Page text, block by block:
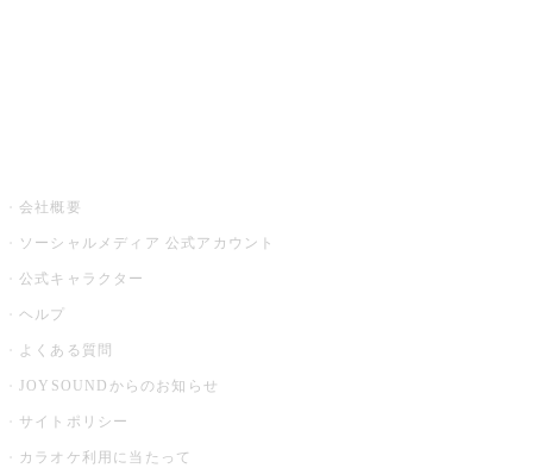
会社概要
ソーシャルメディア 公式アカウント
公式キャラクター
ヘルプ
よくある質問
JOYSOUNDからのお知らせ
サイトポリシー
カラオケ利用に当たって